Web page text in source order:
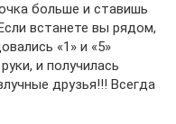
больше и ставишь
встанете вы рядом,
«1» и «5»
и получилась
друзья!!! Всегда